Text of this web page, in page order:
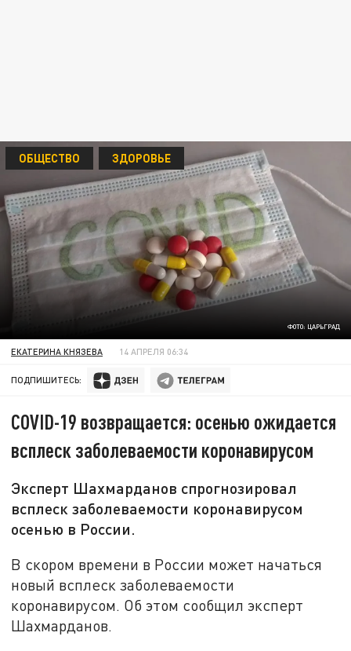
ФОТО: ЦАРЬГРАД
ОБЩЕСТВО ЗДОРОВЬЕ
ЕКАТЕРИНА КНЯЗЕВА 14 АПРЕЛЯ 06:34
ПОДПИШИТЕСЬ:
COVID-19 возвращается: осенью ожидается
всплеск заболеваемости коронавирусом
Эксперт Шахмарданов спрогнозировал
всплеск заболеваемости коронавирусом
осенью в России.
В скором времени в России может начаться
новый всплеск заболеваемости
коронавирусом. Об этом сообщил эксперт
Шахмарданов.